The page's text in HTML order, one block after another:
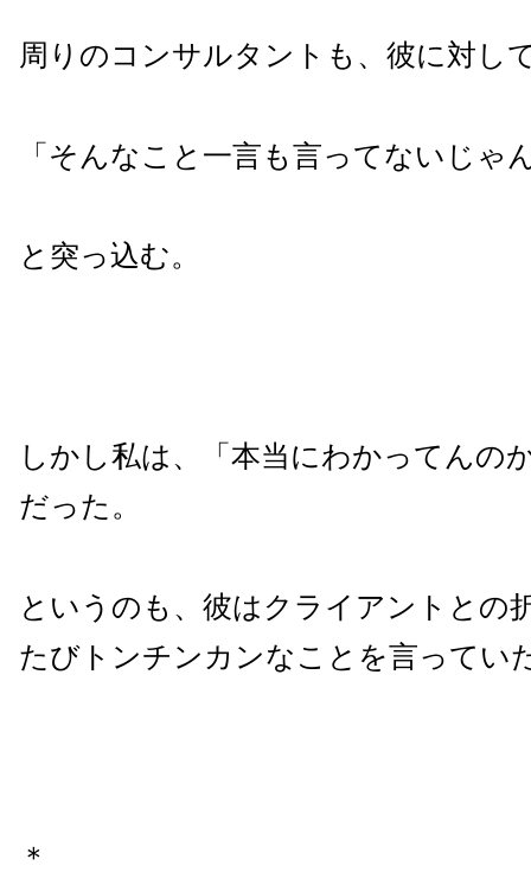
周りのコンサルタントも、彼に対し
「そんなこと一言も言ってないじゃ
と突っ込む。
しかし私は、「本当にわかってんの
だった。
というのも、彼はクライアントとの
たびトンチンカンなことを言ってい
＊